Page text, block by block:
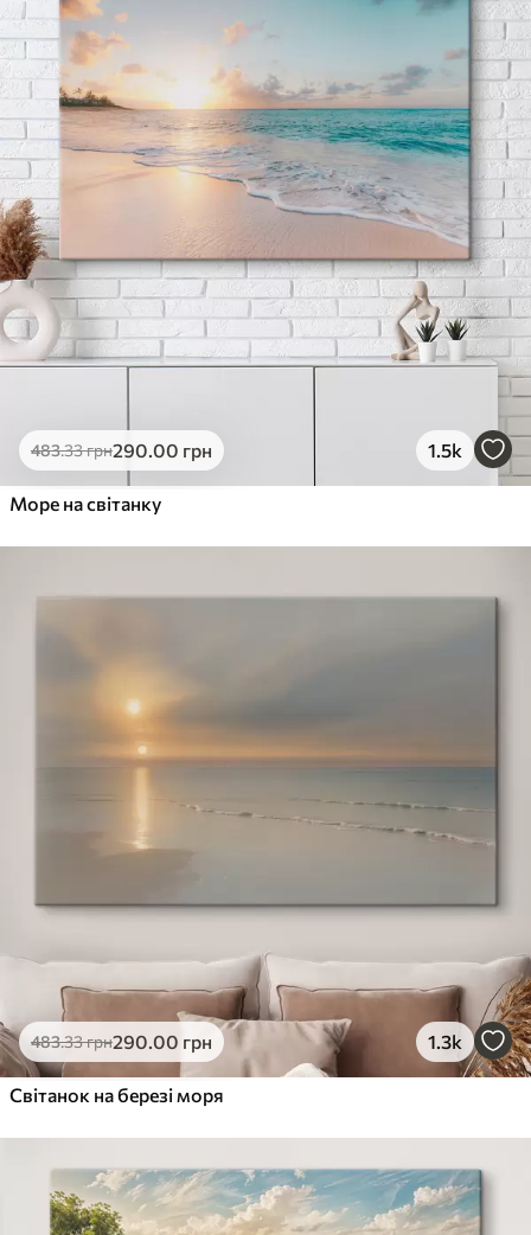
483.33грн290.00 грн 1.5k
Море на світанку
483.33грн290.00 грн 1.3k
Світанок на березі моря